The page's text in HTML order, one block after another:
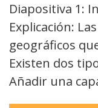
Diapositiva 1:
Explicación:
geográficos
Existen dos
Añadir una